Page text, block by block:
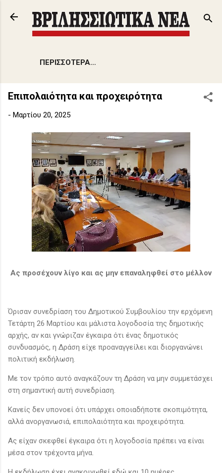
Μετάβαση στο κύριο περιεχόμενο
ΠΕΡΙΣΣΌΤΕΡΑ…
Επιπολαιότητα και προχειρότητα
- Μαρτίου 20, 2025
Ας προσέχουν λίγο και ας μην επαναληφθεί στο μέλλον
Όρισαν συνεδρίαση του Δημοτικού Συμβουλίου την ερχόμενη
Τετάρτη 26 Μαρτίου και μάλιστα λογοδοσία της δημοτικής
αρχής, αν και γνώριζαν έγκαιρα ότι ένας δημοτικός
συνδυασμός, η Δράση είχε προαναγγείλει και διοργανώνει
πολιτική εκδήλωση.
Με τον τρόπο αυτό αναγκάζουν τη Δράση να μην συμμετάσχει
στη σημαντική αυτή συνεδρίαση.
Κανείς δεν υπονοεί ότι υπάρχει οποιαδήποτε σκοπιμότητα,
αλλά ανοργανωσιά, επιπολαιότητα και προχειρότητα.
Ας είχαν σκεφθεί έγκαιρα ότι η λογοδοσία πρέπει να είναι
μέσα στον τρέχοντα μήνα.